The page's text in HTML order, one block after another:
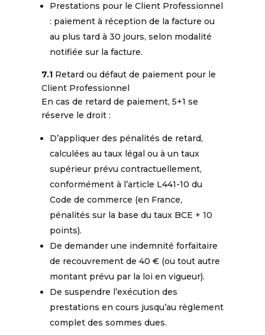
Prestations pour le Client Professionnel
: paiement à réception de la facture ou
au plus tard à 30 jours, selon modalité
notifiée sur la facture.
7.1Retard ou défaut de paiement pour le
Client Professionnel
En cas de retard de paiement, 5+1 se
réserve le droit :
D’appliquer des pénalités de retard,
calculées au taux légal ou à un taux
supérieur prévu contractuellement,
conformément à l’article L441-10 du
Code de commerce (en France,
pénalités sur la base du taux BCE + 10
points).
De demander une indemnité forfaitaire
de recouvrement de 40 € (ou tout autre
montant prévu par la loi en vigueur).
De suspendre l’exécution des
prestations en cours jusqu’au règlement
complet des sommes dues.